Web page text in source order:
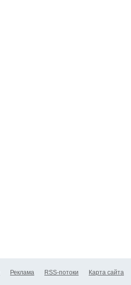
Реклама RSS-потоки Карта сайта